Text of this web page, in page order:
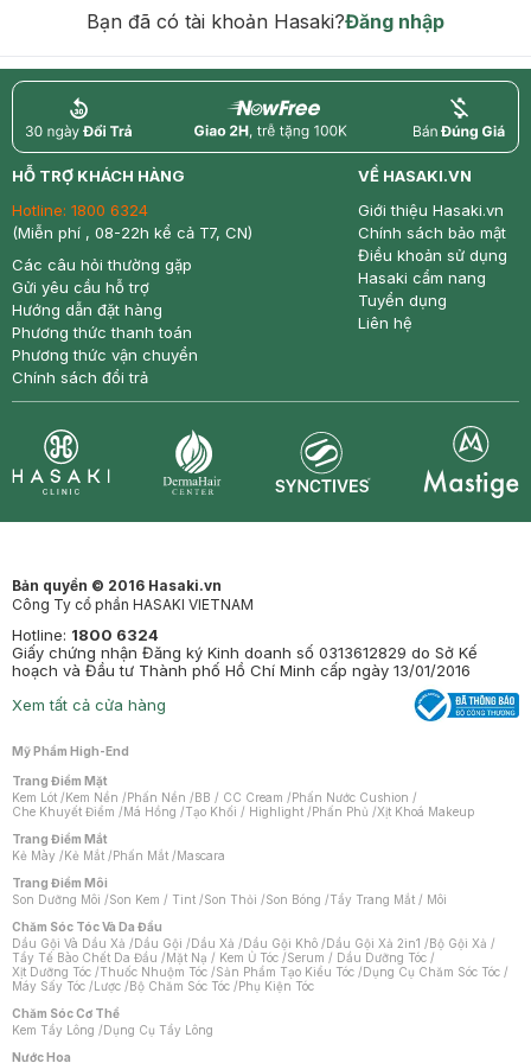
Bạn đã có tài khoản Hasaki?Đăng nhập
return nowfree price
HỖ TRỢ KHÁCH HÀNG
Hotline: 1800 6324
(Miễn phí , 08-22h kể cả T7, CN)
Các câu hỏi thường gặp
Gửi yêu cầu hỗ trợ
Hướng dẫn đặt hàng
Phương thức thanh toán
Phương thức vận chuyển
Chính sách đổi trả
VỀ HASAKI.VN
Giới thiệu Hasaki.vn
Chính sách bảo mật
Điều khoản sử dụng
Hasaki cẩm nang
Tuyển dụng
Liên hệ
Bản quyền © 2016 Hasaki.vn
Công Ty cổ phần HASAKI VIETNAM
Hotline: 1800 6324
Giấy chứng nhận Đăng ký Kinh doanh số 0313612829 do Sở Kế
hoạch và Đầu tư Thành phố Hồ Chí Minh cấp ngày 13/01/2016
Xem tất cả cửa hàng
Mỹ Phẩm High-End
Trang Điểm Mặt
Kem Lót /Kem Nền /Phấn Nền /BB / CC Cream /Phấn Nước Cushion /
Che Khuyết Điểm /Má Hồng /Tạo Khối / Highlight /Phấn Phủ /Xịt Khoá Makeup
Trang Điểm Mắt
Kẻ Mày /Kẻ Mắt /Phấn Mắt /Mascara
Trang Điểm Môi
Son Dưỡng Môi /Son Kem / Tint /Son Thỏi /Son Bóng /Tẩy Trang Mắt / Môi
Chăm Sóc Tóc Và Da Đầu
Dầu Gội Và Dầu Xả /Dầu Gội /Dầu Xả /Dầu Gội Khô /Dầu Gội Xả 2in1 /Bộ Gội Xả /
Tẩy Tế Bào Chết Da Đầu /Mặt Nạ / Kem Ủ Tóc /Serum / Dầu Dưỡng Tóc /
Xịt Dưỡng Tóc /Thuốc Nhuộm Tóc /Sản Phẩm Tạo Kiểu Tóc /Dụng Cụ Chăm Sóc Tóc /
Máy Sấy Tóc /Lược /Bộ Chăm Sóc Tóc /Phụ Kiện Tóc
Chăm Sóc Cơ Thể
Kem Tẩy Lông /Dụng Cụ Tẩy Lông
Nước Hoa